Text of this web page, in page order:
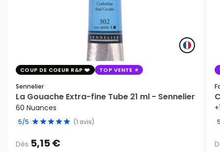
COUP DE COEUR R&P TOP VENTE
Sennelier
La Gouache Extra-fine Tube 21 ml - Sennelier
60 Nuances
5/5 (1 avis)
Dès 5,15 €